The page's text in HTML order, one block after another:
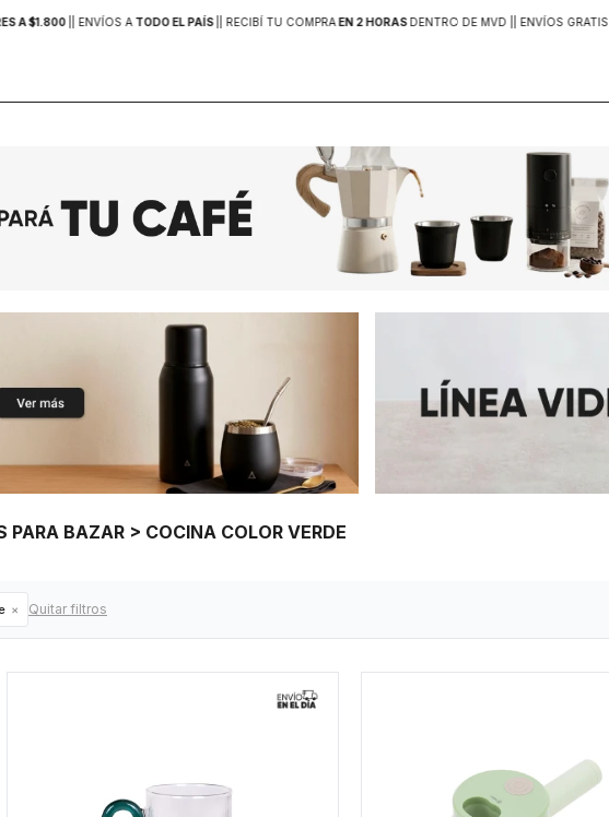
A $1.800 | ENVÍOS A TODO EL PAÍS | RECIBÍ TU COMPRAEN 2 HORASDENTRO DE MVD | | ENVÍOS GRATIS
PARA BAZAR > COCINA COLOR VERDE
Quitar filtros